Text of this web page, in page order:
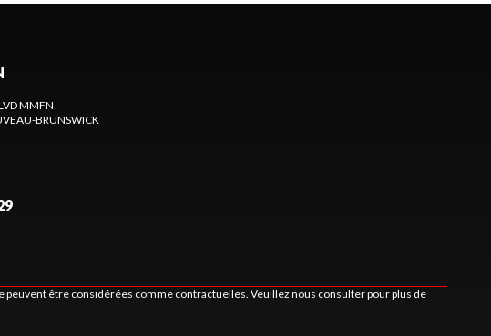
MMFN
BRUNSWICK
être considérées comme contractuelles. Veuillez nous consulter pour plus de